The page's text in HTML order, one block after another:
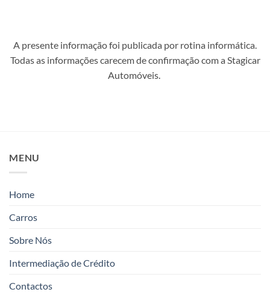
A presente informação foi publicada por rotina informática.
Todas as informações carecem de confirmação com a Stagicar
Automóveis.
MENU
Home
Carros
Sobre Nós
Intermediação de Crédito
Contactos